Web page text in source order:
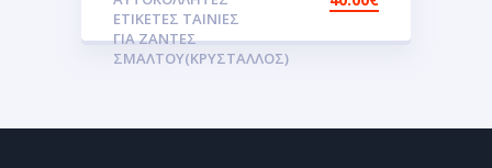
ετικέτες 3D Σμάλτου για
της ζάντες.Αυτοκόλλητα
ΕΤΙΚΈΤΕΣ ΤΑΙΝΊΕΣ
ΓΙΑ ΖΆΝΤΕΣ
ΣΜΆΛΤΟΥ(ΚΡΎΣΤΑΛΛΟΣ)